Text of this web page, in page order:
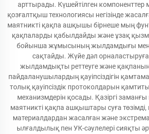
арттырады. Күшейтілген компоненттер
қозғалтқыш технологиясы негізінде
маятникті қақпа ашқышы бірнеше мың
қақпаларды қабылдайды және ұзақ
бойынша жұмысының жылдамдығы
сақтайды. Жүйе дәл
жылдамдықты реттеуге және қақпаның
пайдаланушылардың қауіпсіздігін
толық қауіпсіздік протоколдарын
механизмдерін қосады. Қазіргі
маятникті қақпа ашқыштары суға төзімді,
материалдардан жасалған және
ылғалдылық пен УК-сәулелері сияқты